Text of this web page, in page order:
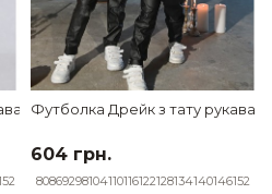
tattoo style Funny mood
Футболка Дрейк з тату
604 грн.
80869298104110116122128134140146152